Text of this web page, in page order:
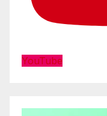
YouTube